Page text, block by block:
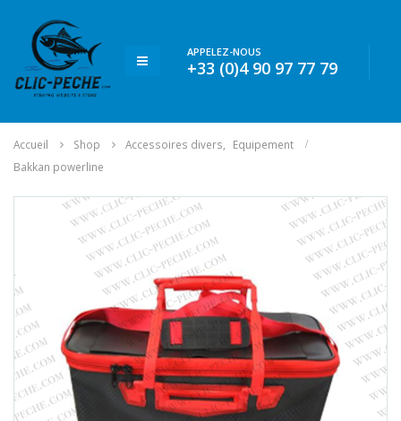
APPELEZ-NOUS
+33 (0)4 90 97 77 79
Accueil Shop Accessoires divers
Equipement
Bakkan powerline